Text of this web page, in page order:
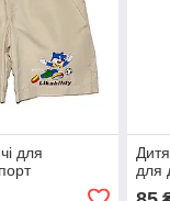
для
для